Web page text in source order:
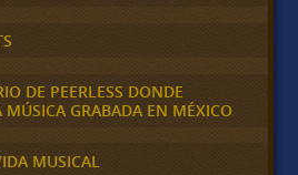
DE PEERLESS DONDE
GRABADA EN MÉXICO
MUSICAL